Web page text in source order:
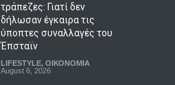
τράπεζες: Γιατί δεν
δήλωσαν έγκαιρα τις
ύποπτες συναλλαγές του
Έπσταϊν
LIFESTYLE, ΟΙΚΟΝΟΜΙΑ
August 6, 2026